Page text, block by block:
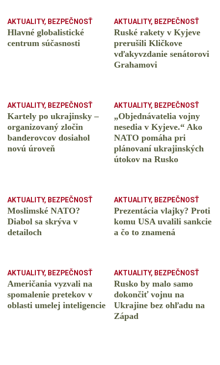
AKTUALITY, BEZPEČNOSŤ
Hlavné globalistické
centrum súčasnosti
AKTUALITY, BEZPEČNOSŤ
Ruské rakety v Kyjeve
prerušili Kličkove
vďakyvzdanie senátorovi
Grahamovi
AKTUALITY, BEZPEČNOSŤ
Kartely po ukrajinsky –
organizovaný zločin
banderovcov dosiahol
novú úroveň
AKTUALITY, BEZPEČNOSŤ
„Objednávatelia vojny
nesedia v Kyjeve.“ Ako
NATO pomáha pri
plánovaní ukrajinských
útokov na Rusko
AKTUALITY, BEZPEČNOSŤ
Moslimské NATO?
Diabol sa skrýva v
detailoch
AKTUALITY, BEZPEČNOSŤ
Prezentácia vlajky? Proti
komu USA uvalili sankcie
a čo to znamená
AKTUALITY, BEZPEČNOSŤ
Američania vyzvali na
spomalenie pretekov v
oblasti umelej inteligencie
AKTUALITY, BEZPEČNOSŤ
Rusko by malo samo
dokončiť vojnu na
Ukrajine bez ohľadu na
Západ